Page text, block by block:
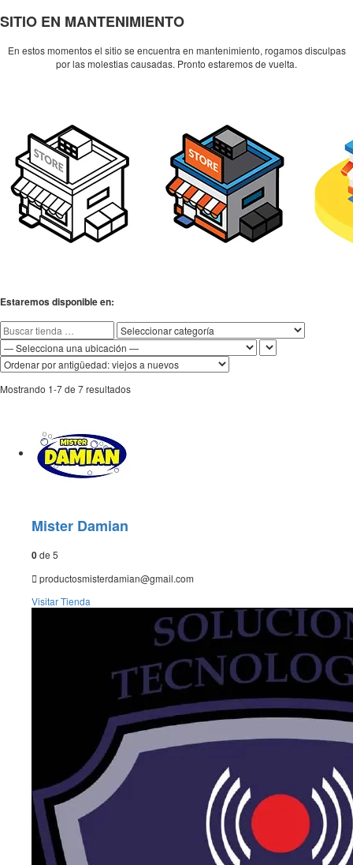
SITIO EN MANTENIMIENTO
En estos momentos el sitio se encuentra en mantenimiento, rogamos disculpas
por las molestias causadas. Pronto estaremos de vuelta.
Estaremos disponible en:
Mostrando 1-7 de 7 resultados
Mister Damian
0de 5
productosmisterdamian@gmail.com
VisitarTienda